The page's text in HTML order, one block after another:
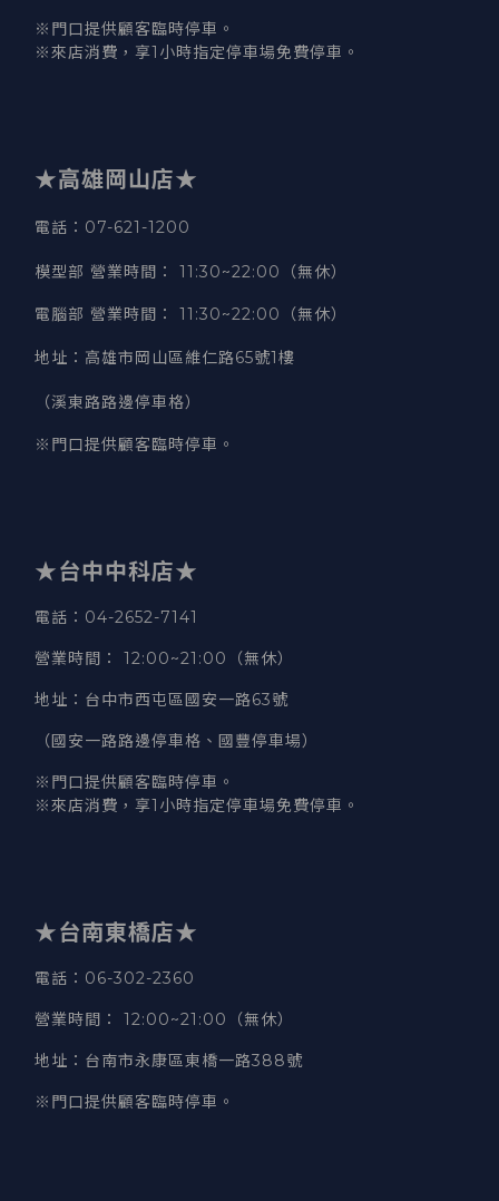
※門口提供顧客臨時停車。
※來店消費，享1小時指定停車場免費停車。
★高雄岡山店★
電話：07-621-1200
模型部 營業時間 ： 11:30~22:00（無休）
電腦部 營業時間 ： 11:30~22:00（無休）
地址 ： 高雄市岡山區維仁路65號1樓
（溪東路路邊停車格）
※門口提供顧客臨時停車。
★台中中科店★
電話 ：04-2652-7141
營業時間 ： 12:00~21:00（無休）
地址 ：台中市西屯區國安一路63號
（國安一路路邊停車格、國豐停車場）
※門口提供顧客臨時停車。
※來店消費，享1小時指定停車場免費停車。
★台南東橋店★
電話 ：06-302-2360
營業時間 ： 12:00~21:00（無休）
地址 ：台南市永康區東橋一路388號
※門口提供顧客臨時停車。